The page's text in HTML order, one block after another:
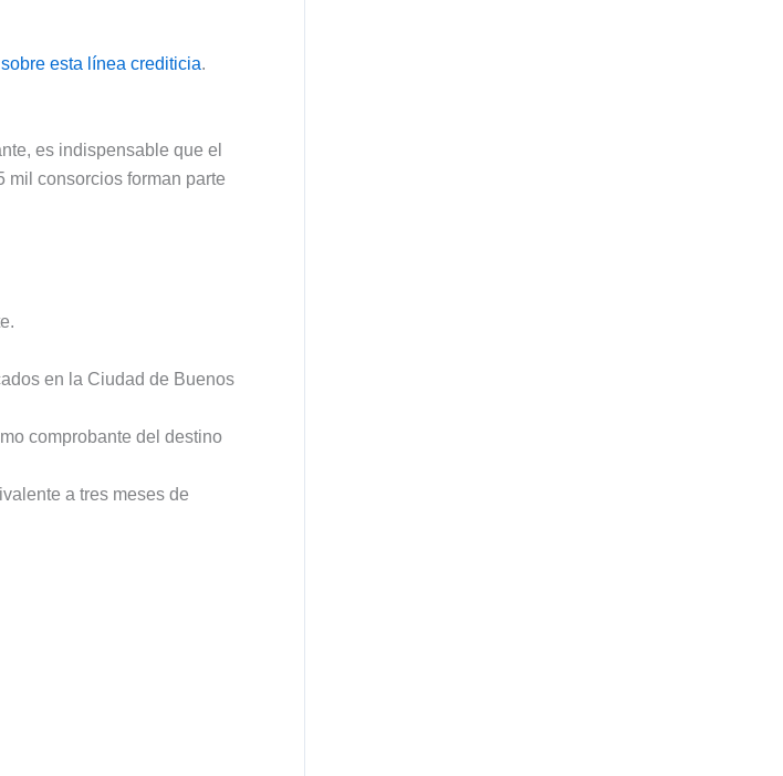
esta línea crediticia.
es indispensable que el
mil consorcios forman parte
en la Ciudad de Buenos
comprobante del destino
a tres meses de